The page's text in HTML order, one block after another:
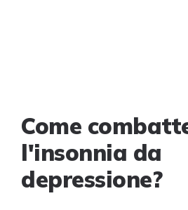
Come
l'insonnia da
depressione?